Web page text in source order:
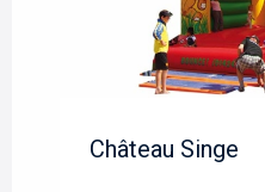
Château Singe